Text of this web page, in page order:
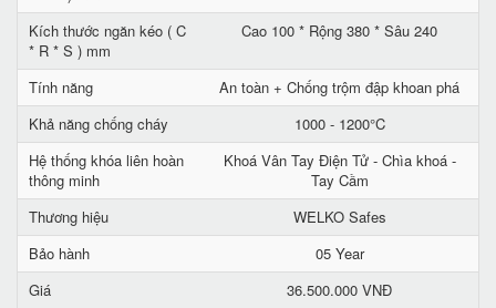
Kích thước ngăn kéo ( C
* R * S ) mm
Cao 100 * Rộng 380 * Sâu 240
Tính năng
An toàn + Chống trộm đập khoan phá
Khả năng chống cháy
1000 - 1200°C
Hệ thống khóa liên hoàn
thông minh
Khoá Vân Tay Điện Tử - Chìa khoá -
Tay Cầm
Thương hiệu
WELKO Safes
Bảo hành
05 Year
Giá
36.500.000 VNĐ